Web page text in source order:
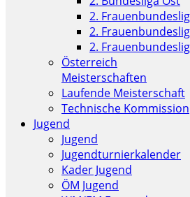
2.
2.
2.
Österreich
Meisterschaften
Laufende Meisterschaft
Technische Kommission
Jugend
Jugend
Jugendturnierkalender
Kader Jugend
ÖM Jugend